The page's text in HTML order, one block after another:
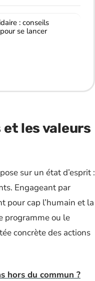
: conseils
se lancer
les valeurs
sur un état d’esprit :
Engageant par
pour cap l’humain et la
programme ou le
concrète des actions
hors du commun ?